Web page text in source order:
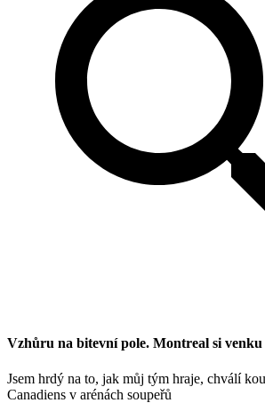
Vzhůru na bitevní pole. Montreal si
Jsem hrdý na to, jak můj tým hraje, chválí
Canadiens v arénách soupeřů